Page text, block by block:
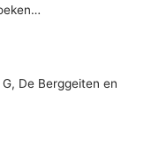
De Berggeiten en